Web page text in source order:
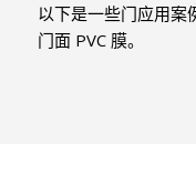
以下是一些门应用案
门面 PVC 膜。